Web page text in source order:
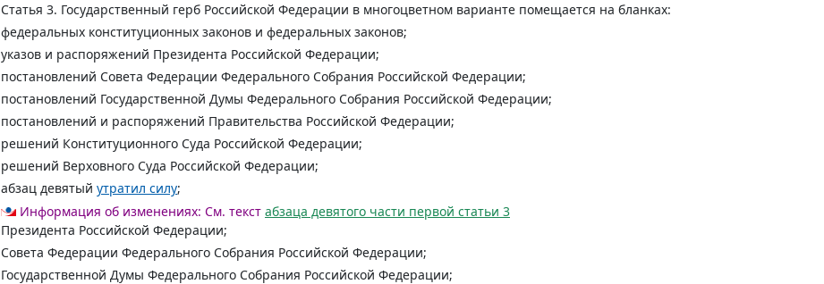
Статья 3. Государственный герб Российской Федерации в многоцветном варианте помещается на бланках:
федеральных конституционных законов и федеральных законов;
указов и распоряжений Президента Российской Федерации;
постановлений Совета Федерации Федерального Собрания Российской Федерации;
постановлений Государственной Думы Федерального Собрания Российской Федерации;
постановлений и распоряжений Правительства Российской Федерации;
решений Конституционного Суда Российской Федерации;
решений Верховного Суда Российской Федерации;
абзац девятый утратил силу;
Информация об изменениях: См. текст абзаца девятого части первой статьи 3
Президента Российской Федерации;
Совета Федерации Федерального Собрания Российской Федерации;
Государственной Думы Федерального Собрания Российской Федерации;